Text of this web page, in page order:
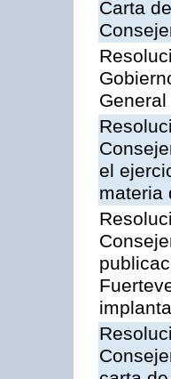
Carta
General
el
materia